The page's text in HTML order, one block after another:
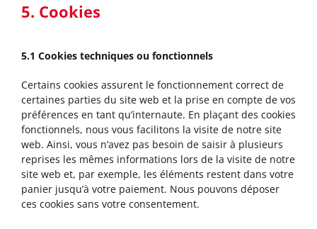
5. Cookies
5.1 Cookies techniques ou fonctionnels
Certains cookies assurent le fonctionnement correct de
certaines parties du site web et la prise en compte de vos
préférences en tant qu’internaute. En plaçant des cookies
fonctionnels, nous vous facilitons la visite de notre site
web. Ainsi, vous n’avez pas besoin de saisir à plusieurs
reprises les mêmes informations lors de la visite de notre
site web et, par exemple, les éléments restent dans votre
panier jusqu’à votre paiement. Nous pouvons déposer
ces cookies sans votre consentement.